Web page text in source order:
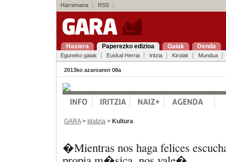
Harremana RSS
Hasiera Paperezko edizioa Gaiak Denda
Eguneko gaiak Euskal Herria Iritzia Kirolak Mundua
2013ko azaroaren 08a
GARA> Idatzia > Kultura
�Mientras nos haga felices